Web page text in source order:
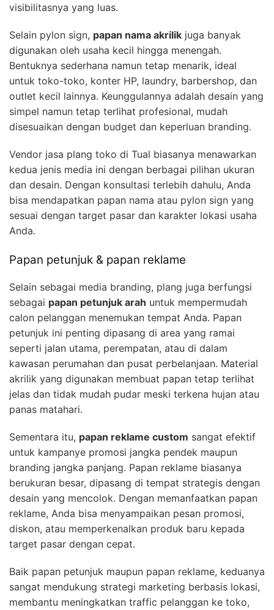
visibilitasnya yang luas.
Selain pylon sign, papan nama akrilik juga banyak
digunakan oleh usaha kecil hingga menengah.
Bentuknya sederhana namun tetap menarik, ideal
untuk toko-toko, konter HP, laundry, barbershop, dan
outlet kecil lainnya. Keunggulannya adalah desain yang
simpel namun tetap terlihat profesional, mudah
disesuaikan dengan budget dan keperluan branding.
Vendor jasa plang toko di Tual biasanya menawarkan
kedua jenis media ini dengan berbagai pilihan ukuran
dan desain. Dengan konsultasi terlebih dahulu, Anda
bisa mendapatkan papan nama atau pylon sign yang
sesuai dengan target pasar dan karakter lokasi usaha
Anda.
Papan petunjuk & papan reklame
Selain sebagai media branding, plang juga berfungsi
sebagai papan petunjuk arah untuk mempermudah
calon pelanggan menemukan tempat Anda. Papan
petunjuk ini penting dipasang di area yang ramai
seperti jalan utama, perempatan, atau di dalam
kawasan perumahan dan pusat perbelanjaan. Material
akrilik yang digunakan membuat papan tetap terlihat
jelas dan tidak mudah pudar meski terkena hujan atau
panas matahari.
Sementara itu, papan reklame custom sangat efektif
untuk kampanye promosi jangka pendek maupun
branding jangka panjang. Papan reklame biasanya
berukuran besar, dipasang di tempat strategis dengan
desain yang mencolok. Dengan memanfaatkan papan
reklame, Anda bisa menyampaikan pesan promosi,
diskon, atau memperkenalkan produk baru kepada
target pasar dengan cepat.
Baik papan petunjuk maupun papan reklame, keduanya
sangat mendukung strategi marketing berbasis lokasi,
membantu meningkatkan traffic pelanggan ke toko,